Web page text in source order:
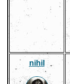
nihil